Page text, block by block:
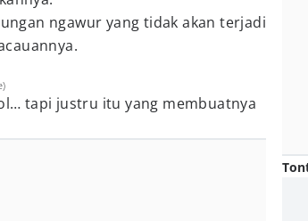
ngawur yang tidak akan terjadi
tapi justru itu yang membuatnya